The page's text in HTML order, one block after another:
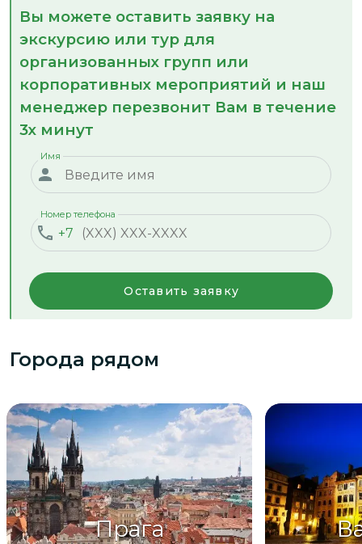
Вы можете оставить заявку на
экскурсию или тур для
организованных групп или
корпоративных мероприятий и наш
менеджер перезвонит Вам в течение
3х минут
Имя
+7
Номер телефона
Оставить заявку
Города рядом
Прага